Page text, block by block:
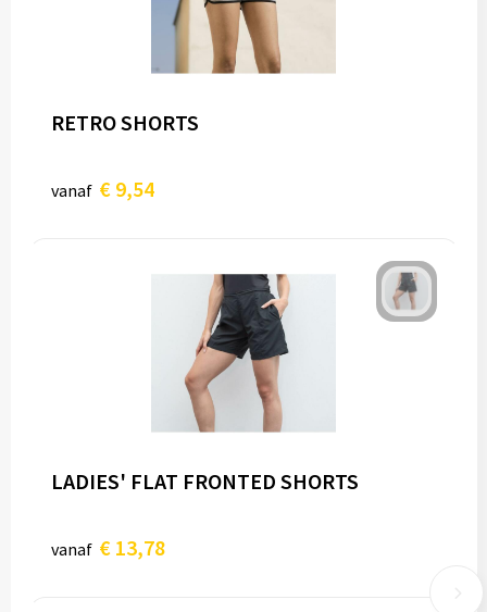
RETRO SHORTS
vanaf € 9,54
LADIES' FLAT FRONTED SHORTS
vanaf € 13,78